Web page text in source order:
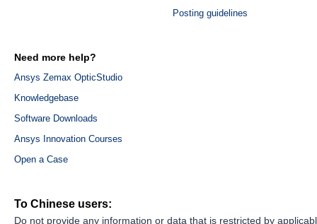
Posting guidelines
Need more help?
Ansys Zemax OpticStudio
Knowledgebase
Software Downloads
Ansys Innovation Courses
Open a Case
To Chinese users:
Do not provide any information or data that is restricted by